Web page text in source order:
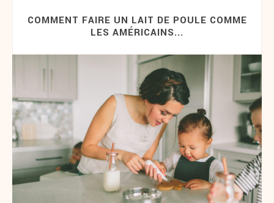
COMMENT FAIRE UN LAIT DE POULE COMME
LES AMÉRICAINS...